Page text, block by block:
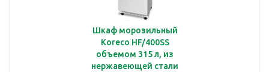
Шкаф морозильный
Koreco HF/400SS
объемом 315 л, из
нержавеющей стали